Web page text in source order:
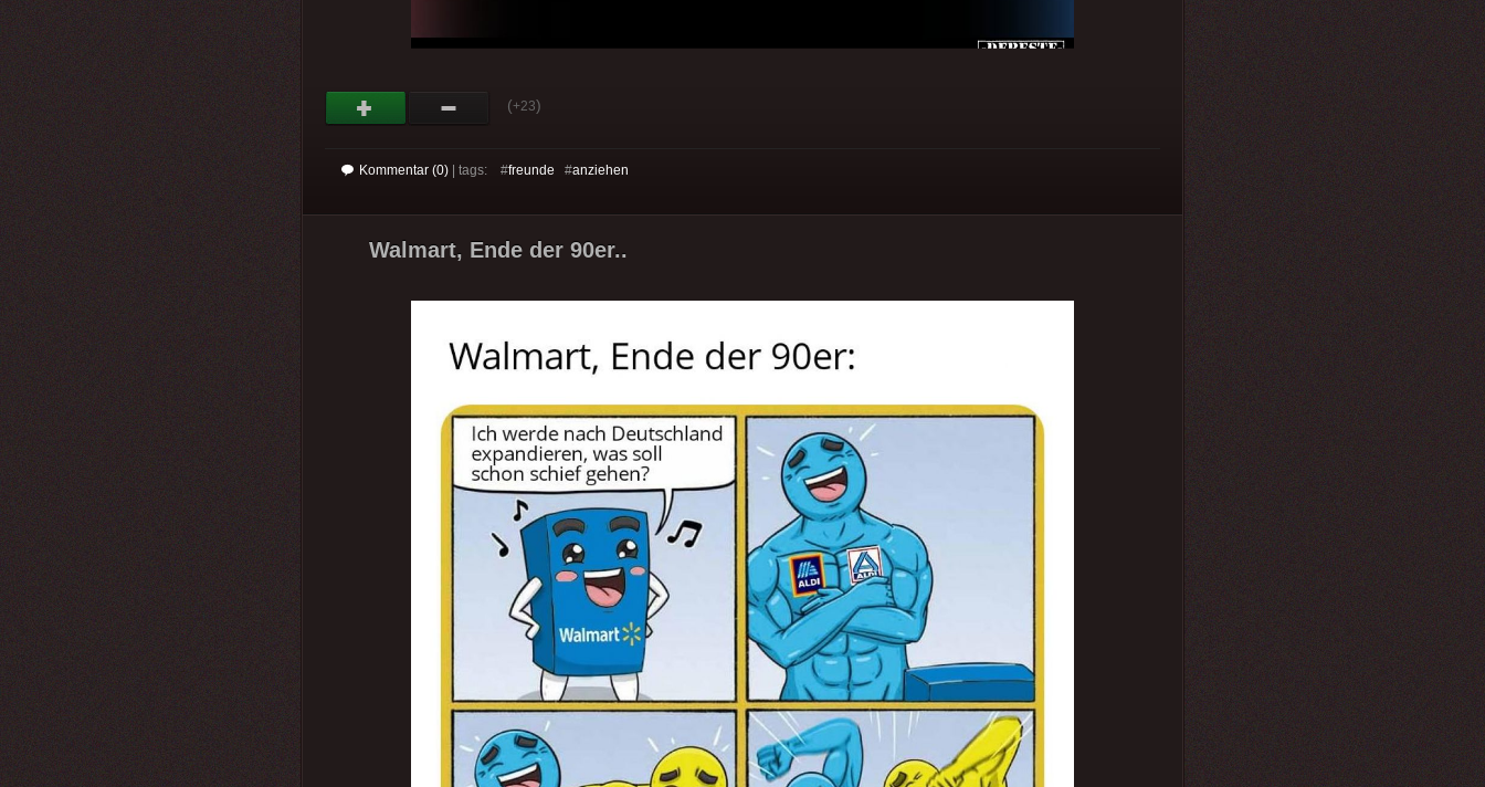
(+23)
Kommentar (0) | tags: #freunde #anziehen
Walmart, Ende der 90er..